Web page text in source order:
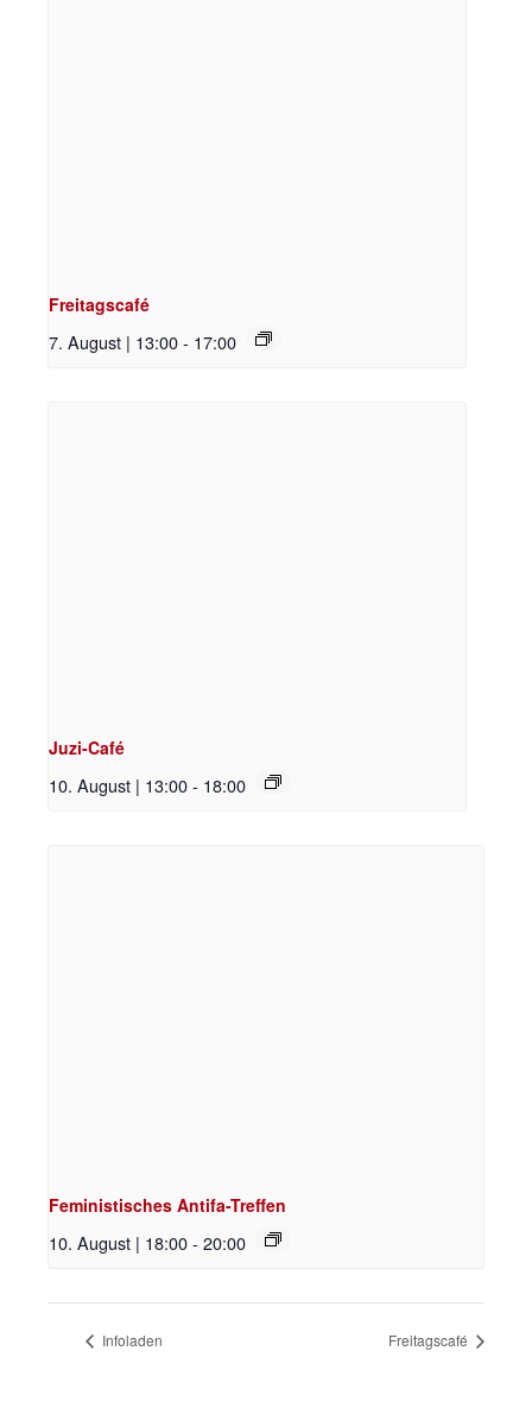
Freitagscafé
7. August | 13:00- 17:00
Juzi-Café
10. August | 13:00- 18:00
Feministisches Antifa-Treffen
10. August | 18:00- 20:00
Infoladen Freitagscafé